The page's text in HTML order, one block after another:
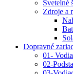
Svetelné
Zdroje a
Dopravné
01-
02-